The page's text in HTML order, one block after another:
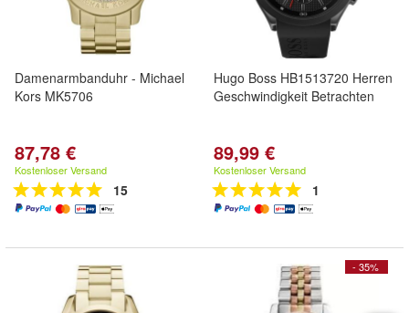
Damenarmbanduhr - Michael
Kors MK5706
87,78 €
Kostenloser Versand
15
Hugo Boss HB1513720 Herren
Geschwindigkeit Betrachten
89,99 €
Kostenloser Versand
1
- 35%